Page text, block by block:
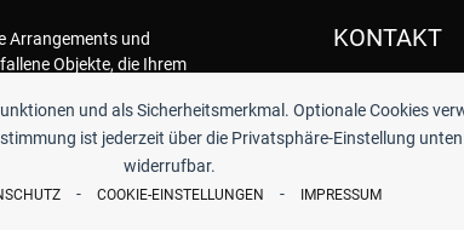
und als Sicherheitsmerkmal. Optionale Cookies
ist jederzeit über die Privatsphäre-Einstellung
widerrufbar.
- COOKIE-EINSTELLUNGEN - IMPRESSUM
Arrangements und
Objekte, die Ihrem
KONTAKT